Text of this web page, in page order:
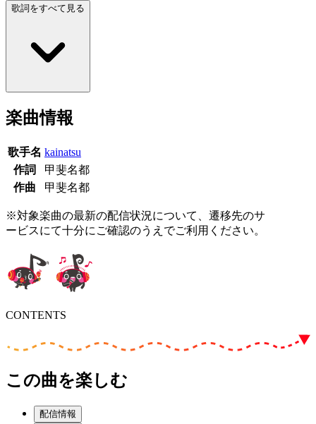
歌詞をすべて見る
楽曲情報
歌手名 kainatsu
作詞
甲斐名都
作曲
甲斐名都
※対象楽曲の最新の配信状況について、遷移先のサ
ービスにて十分にご確認のうえでご利用ください。
CONTENTS
この曲を楽しむ
配信情報